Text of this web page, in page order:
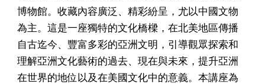
博物館。收藏內容廣泛、精彩紛呈，尤以中國文物
為主。這是一座獨特的文化橋樑，在北美地區傳播
自古迄今、豐富多彩的亞洲文明，引導觀眾探索和
理解亞洲文化藝術的過去、現在與未來，提升亞洲
在世界的地位以及在美國文化中的意義。本講座為